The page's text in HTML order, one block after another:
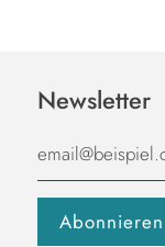
Newsletter